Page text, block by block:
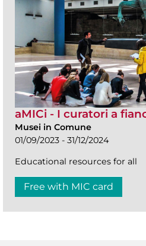
aMICi - I curatori a
Musei in Comune
01/09/2023 - 31/12/2024
Educational resources for all
Free with MIC card